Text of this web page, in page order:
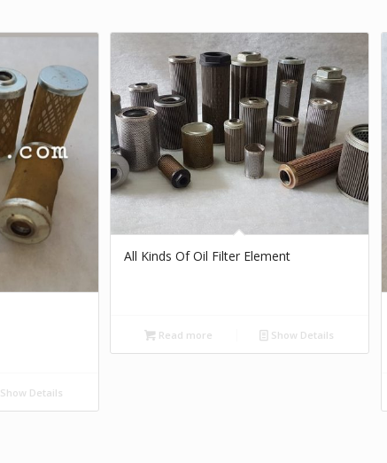
Show Details
All Kinds Of Oil Filter Element
Read more Show Details